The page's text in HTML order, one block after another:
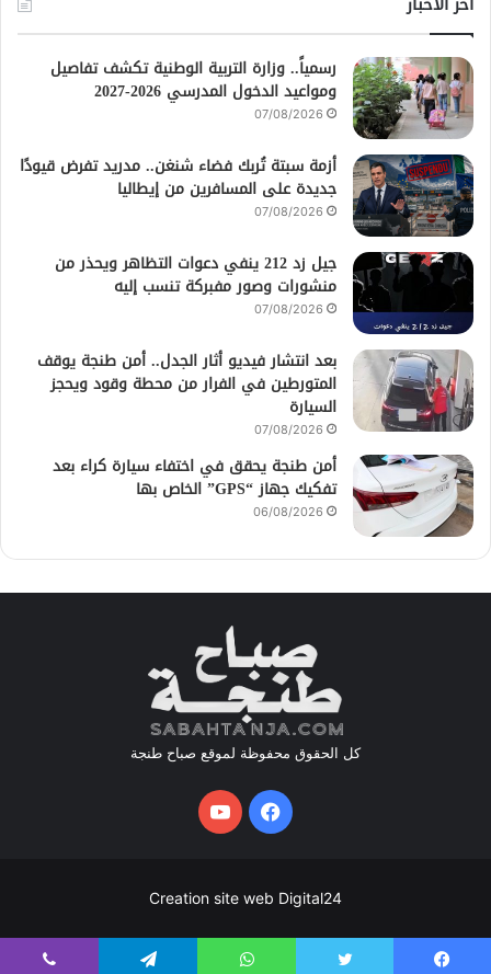
رسمياً.. وزارة التربية الوطنية تكشف تفاصيل
ومواعيد الدخول المدرسي 2026-2027
07/08/2026
أزمة سبتة تُربك فضاء شنغن.. مدريد تفرض قيودًا
جديدة على المسافرين من إيطاليا
07/08/2026
جيل زد 212 ينفي دعوات التظاهر ويحذر من
منشورات وصور مفبركة تنسب إليه
07/08/2026
بعد انتشار فيديو أثار الجدل.. أمن طنجة يوقف
المتورطين في الفرار من محطة وقود ويحجز
السيارة
07/08/2026
أمن طنجة يحقق في اختفاء سيارة كراء بعد
تفكيك جهاز “GPS” الخاص بها
06/08/2026
كل الحقوق محفوظة لموقع صباح طنجة
فيسبوكيوتيوب
Creation site web Digital24